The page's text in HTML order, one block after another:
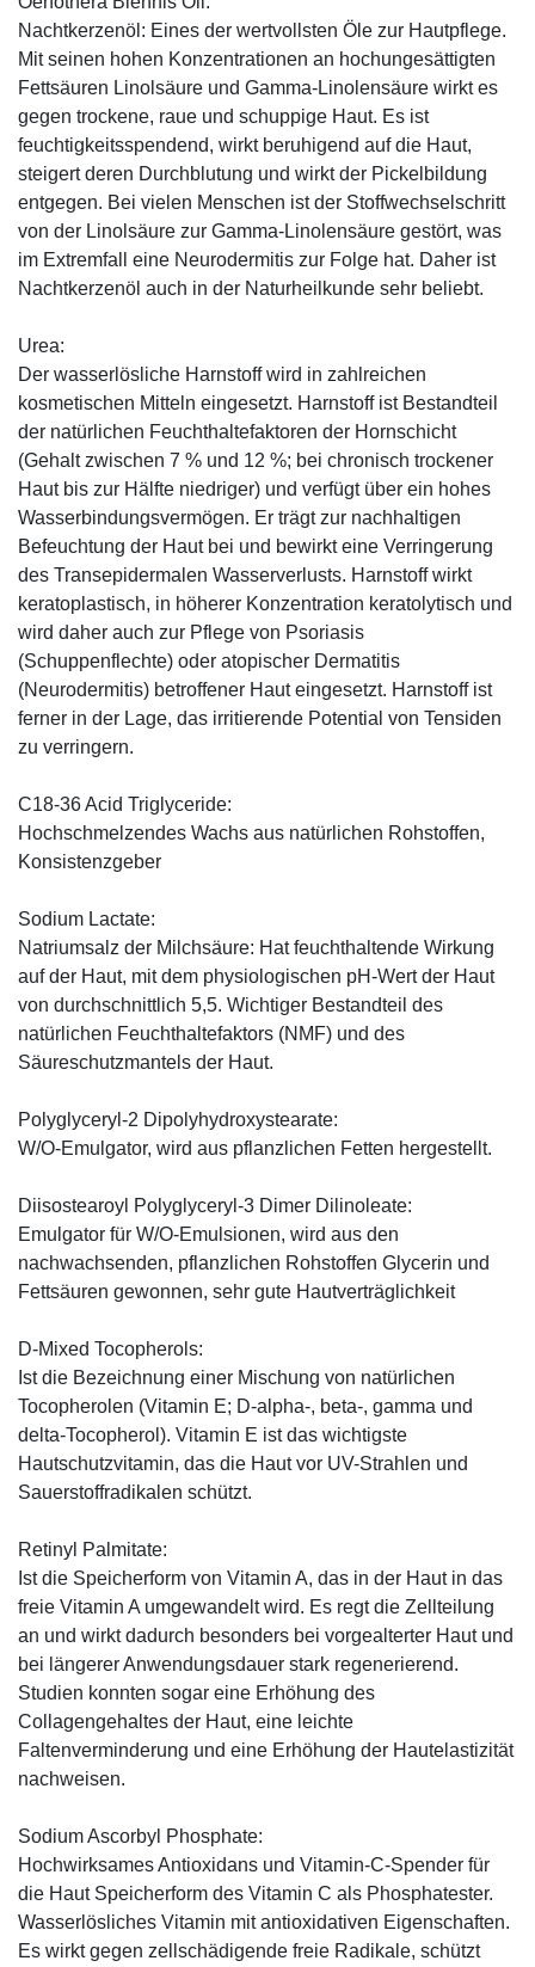
Nachtkerzenöl: Eines der wertvollsten Öle zur Hautpflege.
Mit seinen hohen Konzentrationen an hochungesättigten
Fettsäuren Linolsäure und Gamma-Linolensäure wirkt es
gegen trockene, raue und schuppige Haut. Es ist
feuchtigkeitsspendend, wirkt beruhigend auf die Haut,
steigert deren Durchblutung und wirkt der Pickelbildung
entgegen. Bei vielen Menschen ist der Stoffwechselschritt
von der Linolsäure zur Gamma-Linolensäure gestört, was
im Extremfall eine Neurodermitis zur Folge hat. Daher ist
Nachtkerzenöl auch in der Naturheilkunde sehr beliebt.
Urea:
Der wasserlösliche Harnstoff wird in zahlreichen
kosmetischen Mitteln eingesetzt. Harnstoff ist Bestandteil
der natürlichen Feuchthaltefaktoren der Hornschicht
(Gehalt zwischen 7 % und 12 %; bei chronisch trockener
Haut bis zur Hälfte niedriger) und verfügt über ein hohes
Wasserbindungsvermögen. Er trägt zur nachhaltigen
Befeuchtung der Haut bei und bewirkt eine Verringerung
des Transepidermalen Wasserverlusts. Harnstoff wirkt
keratoplastisch, in höherer Konzentration keratolytisch und
wird daher auch zur Pflege von Psoriasis
(Schuppenflechte) oder atopischer Dermatitis
(Neurodermitis) betroffener Haut eingesetzt. Harnstoff ist
ferner in der Lage, das irritierende Potential von Tensiden
zu verringern.
C18-36 Acid Triglyceride:
Hochschmelzendes Wachs aus natürlichen Rohstoffen,
Konsistenzgeber
Sodium Lactate:
Natriumsalz der Milchsäure: Hat feuchthaltende Wirkung
auf der Haut, mit dem physiologischen pH-Wert der Haut
von durchschnittlich 5,5. Wichtiger Bestandteil des
natürlichen Feuchthaltefaktors (NMF) und des
Säureschutzmantels der Haut.
Polyglyceryl-2 Dipolyhydroxystearate:
W/O-Emulgator, wird aus pflanzlichen Fetten hergestellt.
Diisostearoyl Polyglyceryl-3 Dimer Dilinoleate:
Emulgator für W/O-Emulsionen, wird aus den
nachwachsenden, pflanzlichen Rohstoffen Glycerin und
Fettsäuren gewonnen, sehr gute Hautverträglichkeit
D-Mixed Tocopherols:
Ist die Bezeichnung einer Mischung von natürlichen
Tocopherolen (Vitamin E; D-alpha-, beta-, gamma und
delta-Tocopherol). Vitamin E ist das wichtigste
Hautschutzvitamin, das die Haut vor UV-Strahlen und
Sauerstoffradikalen schützt.
Retinyl Palmitate:
Ist die Speicherform von Vitamin A, das in der Haut in das
freie Vitamin A umgewandelt wird. Es regt die Zellteilung
an und wirkt dadurch besonders bei vorgealterter Haut und
bei längerer Anwendungsdauer stark regenerierend.
Studien konnten sogar eine Erhöhung des
Collagengehaltes der Haut, eine leichte
Faltenverminderung und eine Erhöhung der Hautelastizität
nachweisen.
Sodium Ascorbyl Phosphate:
Hochwirksames Antioxidans und Vitamin-C-Spender für
die Haut Speicherform des Vitamin C als Phosphatester.
Wasserlösliches Vitamin mit antioxidativen Eigenschaften.
Es wirkt gegen zellschädigende freie Radikale, schützt